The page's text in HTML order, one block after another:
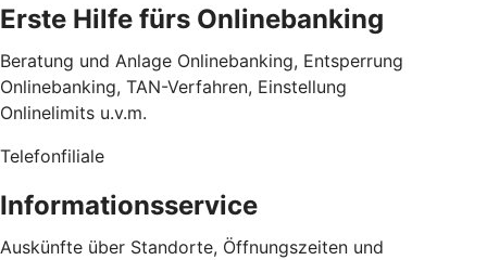
Erste Hilfe fürs Onlinebanking
Beratung und Anlage Onlinebanking, Entsperrung
Onlinebanking, TAN-Verfahren, Einstellung
Onlinelimits u.v.m.
Telefonfiliale
Informationsservice
Auskünfte über Standorte, Öffnungszeiten und